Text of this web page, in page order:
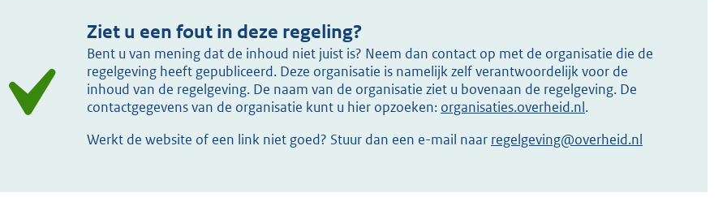
Ziet u een fout in deze regeling?
Bent u van mening dat de inhoud niet juist is? Neem dan contact op met de organisatie die de
regelgeving heeft gepubliceerd. Deze organisatie is namelijk zelf verantwoordelijk voor de
inhoud van de regelgeving. De naam van de organisatie ziet u bovenaan de regelgeving. De
contactgegevens van de organisatie kunt u hier opzoeken: organisaties.overheid.nl.
Werkt de website of een link niet goed? Stuur dan een e-mail naar regelgeving@overheid.nl